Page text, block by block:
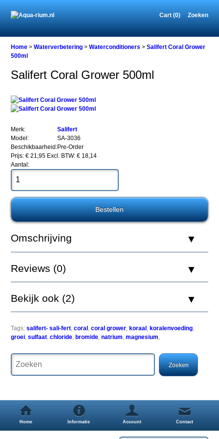
Cart (0) Zoeken
Home
Waterverbetering
Salifert
Coral
Salifert
500ml
Coral
Grower
bevat
strontium
(met
uitzondering
jodium)
die
vermenigvuldiging
van
Home >Waterverbetering >Waterconditioners >Salifert Coral Grower
500ml
Salifert Coral Grower 500ml
Merk:
Salifert
Model:
SA-3036
Beschikbaarheid:Pre-Order
Prijs: € 21,95 Excl. BTW: € 18,14
Aantal:
Omschrijving
Reviews (0)
Bekijk ook (2)
Tags: salifert- sali-fert,coral ,coral grower, koraal , koralenvoeding,
groei,sulfaat,chloride, bromide,natrium,magnesium,
Home Informatie Account Contact